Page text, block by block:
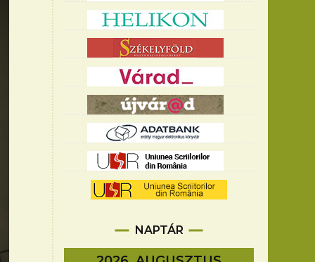
NAPTÁR